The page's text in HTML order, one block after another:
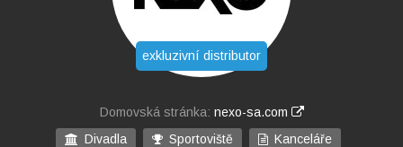
exkluzivní distributor
Domovská stránka: nexo-sa.com
Divadla
Sportoviště
Kanceláře